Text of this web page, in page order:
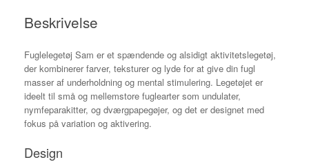
Beskrivelse
Fuglelegetøj Sam er et spændende og alsidigt aktivitetslegetøj,
der kombinerer farver, teksturer og lyde for at give din fugl
masser af underholdning og mental stimulering. Legetøjet er
ideelt til små og mellemstore fuglearter som undulater,
nymfeparakitter, og dværgpapegøjer, og det er designet med
fokus på variation og aktivering.
Design